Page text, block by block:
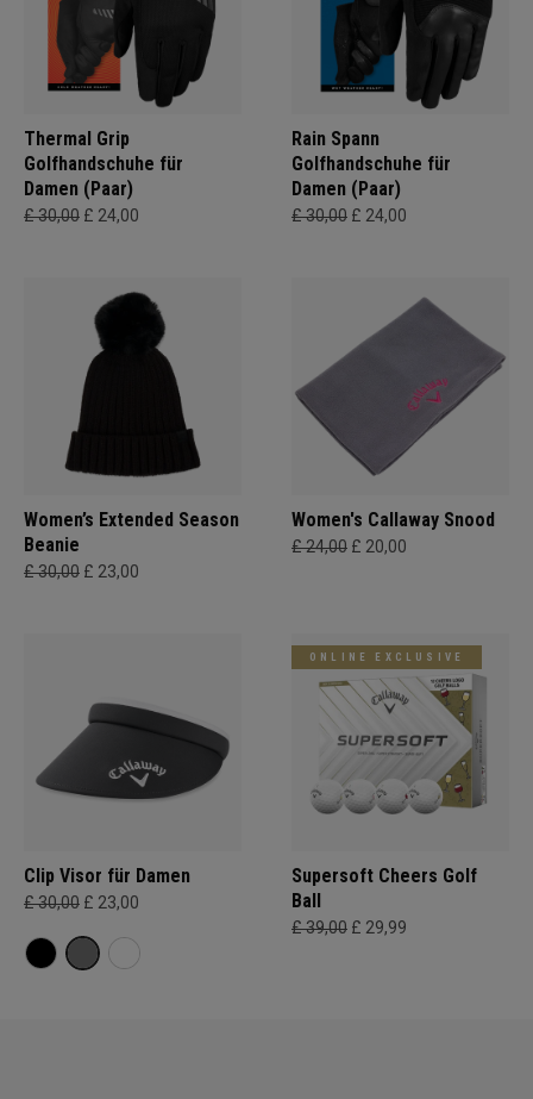
Thermal Grip
Golfhandschuhe für
Damen (Paar)
£ 30,00 £ 24,00
Rain Spann
Golfhandschuhe für
Damen (Paar)
£ 30,00 £ 24,00
Women’s Extended Season
Beanie
£ 30,00 £ 23,00
Women's Callaway Snood
£ 24,00 £ 20,00
Clip Visor für Damen
£ 30,00 £ 23,00
ONLINE EXCLUSIVE
Supersoft Cheers Golf
Ball
£ 39,00 £ 29,99